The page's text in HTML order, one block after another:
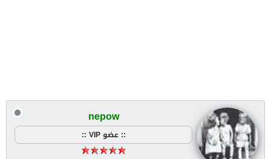
nepow
:: عضو VIP ::